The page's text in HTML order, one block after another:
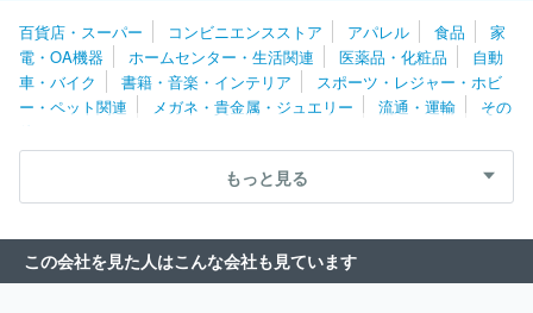
会社三国屋
スーパーサンシ株式会社 株式会社コーシン
株式会
社サンフェステ
ダイリキ株式会社 株式会社ぎゅーとら
株式会
社ＧＡＮＫＯ
マルヤスホールディングス株式会社
株式会社寿司
丸忠
株式会社千紀園 株式会社フーズネット
株式会社来来亭
株式会社大松 株式会社マツヤスーパー
しん
ＪＲ北海道フレッシュキヨスク株式会社
株式会社ユニバー
ス
株式会社みのや 株式会社レブニーズ
ュー
ＪＲ東日本東北総合サービス株式会社
紅屋商事株式会社
百貨店・スーパー コンビニエンスストア アパレル 食品
家
電・OA機器
ホームセンター・生活関連 医薬品・化粧品
自動
車・バイク
書籍・音楽・インテリア
スポーツ・レジャー・ホビ
ー・ペット関連
メガネ・貴金属・ジュエリー 流通・運輸
その
もっと見る
この会社を見た人はこんな会社も見ています